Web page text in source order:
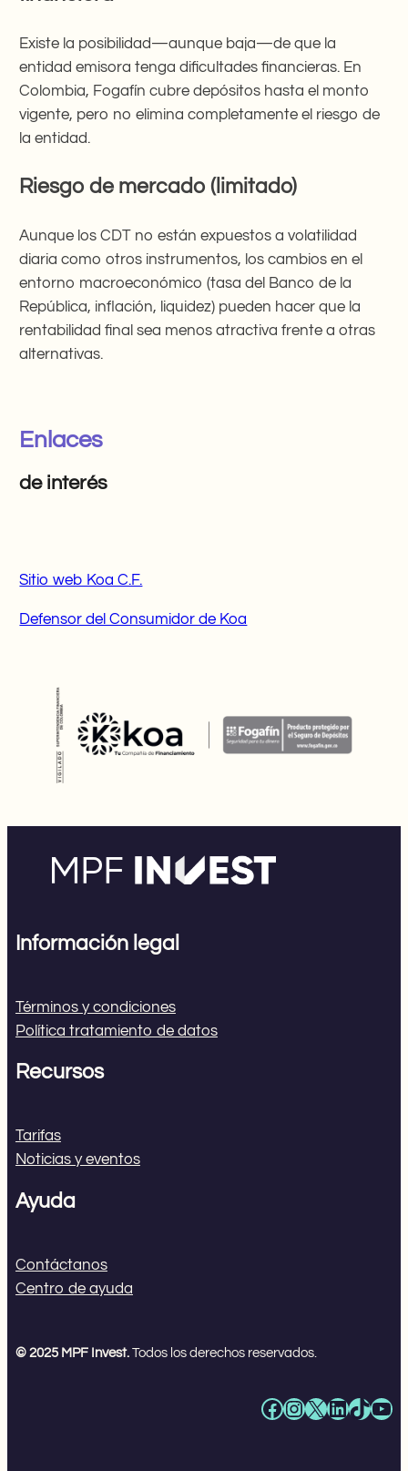
Existe la posibilidad—aunque baja—de que la
entidad emisora tenga dificultades financieras. En
Colombia, Fogafín cubre depósitos hasta el monto
vigente, pero no elimina completamente el riesgo de
la entidad.
Riesgo de mercado (limitado)
Aunque los CDT no están expuestos a volatilidad
diaria como otros instrumentos, los cambios en el
entorno macroeconómico (tasa del Banco de la
República, inflación, liquidez) pueden hacer que la
rentabilidad final sea menos atractiva frente a otras
alternativas.
Enlaces
de interés
Sitio web Koa C.F.
Defensor del Consumidor de Koa
Información legal
Términos y condiciones
Política tratamiento de datos
Recursos
Tarifas
Noticias y eventos
Ayuda
Contáctanos
Centro de ayuda
© 2025 MPF Invest.Todos los derechos reservados.
Facebook InstagramX LinkedIn TikTok YouTube